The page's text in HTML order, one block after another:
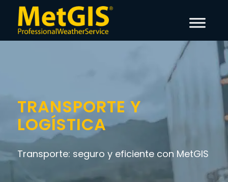
TRANSPORTE Y
LOGÍSTICA
Transporte: seguro y eficiente con MetGIS